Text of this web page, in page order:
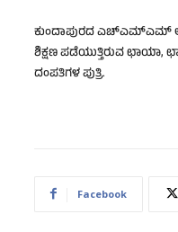
ಕುಂದಾಪುರದ ಎಚ್‌ಎಮ್‌ಎಮ್
ಶಿಕ್ಷಣ ಪಡೆಯುತ್ತಿರುವ ಛಾಯಾ,
ದಂಪತಿಗಳ ಪುತ್ರಿ. ‌
Facebook